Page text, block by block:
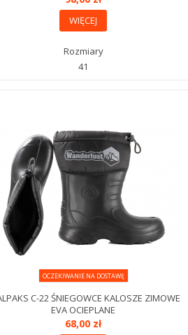
WIĘCEJ
Rozmiary
41
OCZEKIWANIE NA DOSTAWĘ
C-22 ŚNIEGOWCE KALOSZE ZIMOWE
EVA OCIEPLANE
68,00 zł